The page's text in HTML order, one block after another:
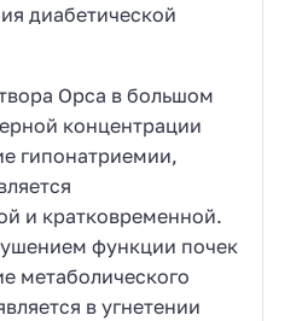
диабетической
Орса в большом
концентрации
гипонатриемии,
и кратковременной.
функции почек
метаболического
в угнетении